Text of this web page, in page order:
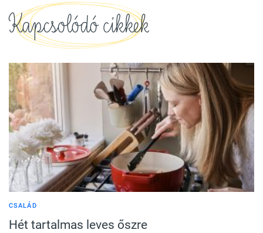
Kapcsolódó cikkek
CSALÁD
Hét tartalmas leves őszre